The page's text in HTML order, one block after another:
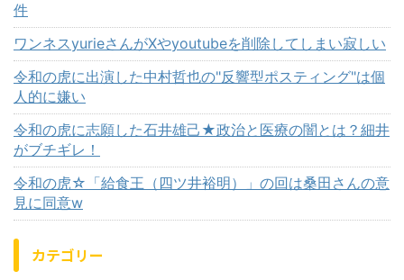
件
ワンネスyurieさんがⅩやyoutubeを削除してしまい寂しい
令和の虎に出演した中村哲也の"反響型ポスティング"は個
人的に嫌い
令和の虎に志願した石井雄己★政治と医療の闇とは？細井
がブチギレ！
令和の虎☆「給食王（四ツ井裕明）」の回は桑田さんの意
見に同意w
カテゴリー